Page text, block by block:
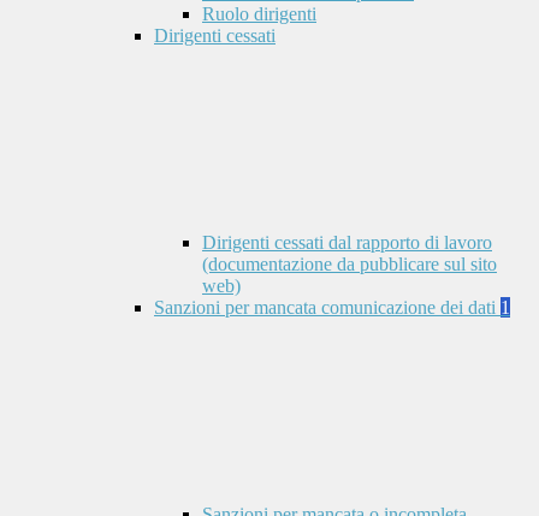
Ruolo dirigenti
Dirigenti cessati
Dirigenti cessati dal rapporto di lavoro
(documentazione da pubblicare sul sito
web)
Sanzioni per mancata comunicazione dei dati 1